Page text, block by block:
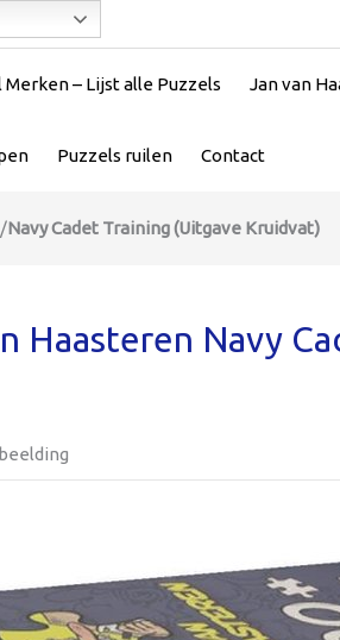
Merken – Lijst alle Puzzels Jan van
Puzzels ruilen Contact
/Navy Cadet Training (Uitgave Kruidvat)
Haasteren Navy